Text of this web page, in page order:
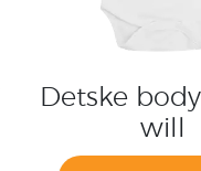
Detske
will